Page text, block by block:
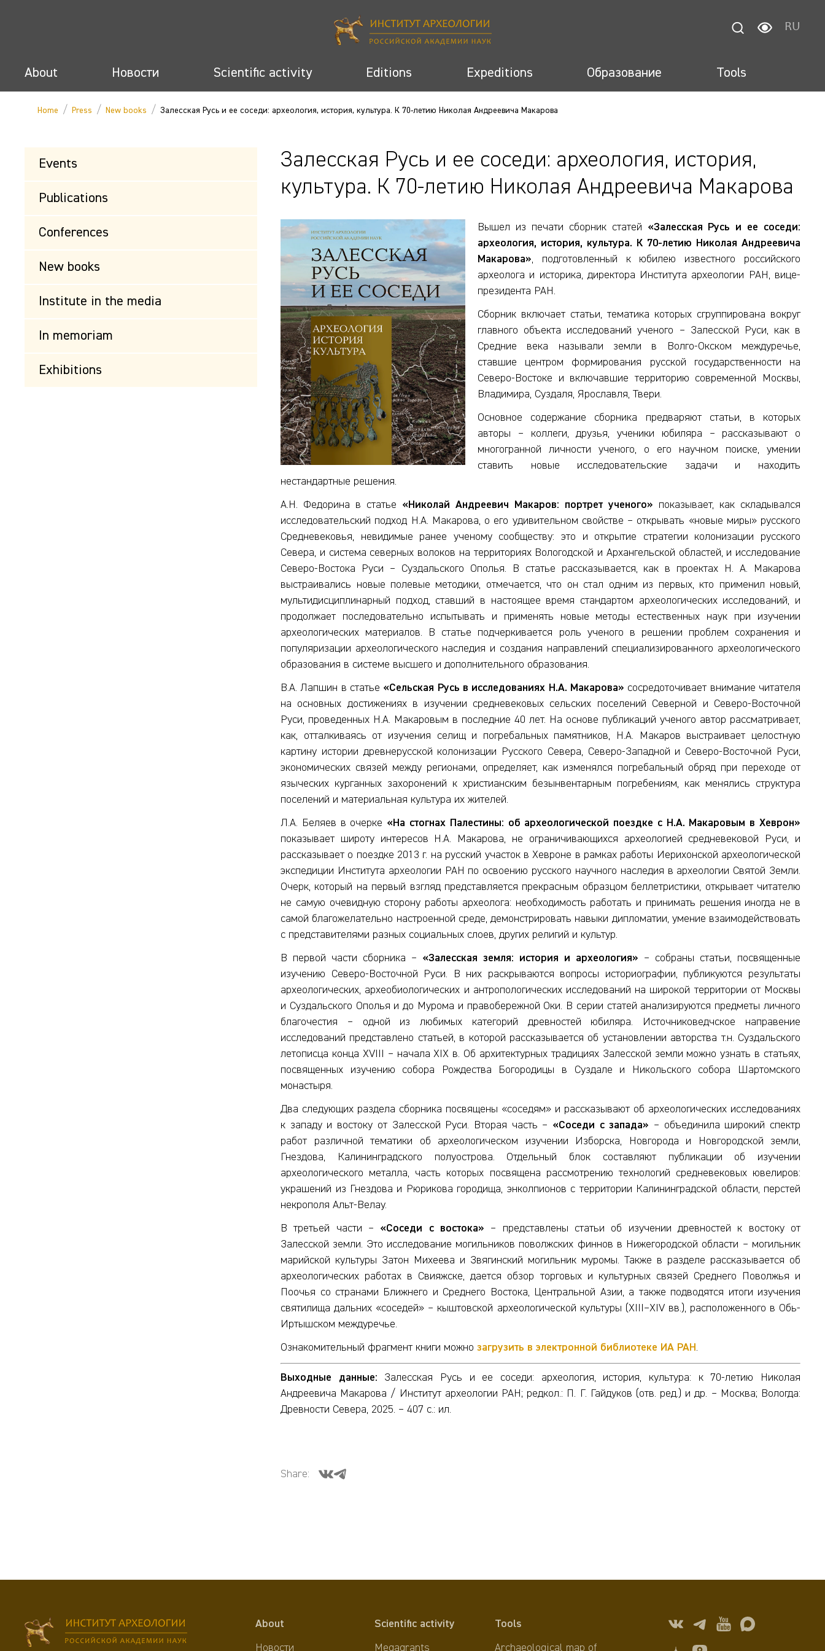
RU
About Новости Scientific activity Editions Expeditions Образование Tools
Home / Press / New books / Залесская Русь и ее соседи: археология, история, культура. К 70-летию Николая Андреевича Макарова
Events
Publications
Conferences
New books
Institute in the media
In memoriam
Exhibitions
Залесская Русь и ее соседи: археология, история,
культура. К 70-летию Николая Андреевича Макарова
Вышел из печати сборник статей «Залесская Русь и ее соседи:
археология, история, культура. К 70-летию Николая Андреевича
Макарова», подготовленный к юбилею известного российского
археолога и историка, директора Института археологии РАН, вице-
президента РАН.
Сборник включает статьи, тематика которых сгруппирована вокруг
главного объекта исследований ученого – Залесской Руси, как в
Средние века называли земли в Волго-Окском междуречье,
ставшие центром формирования русской государственности на
Северо-Востоке и включавшие территорию современной Москвы,
Владимира, Суздаля, Ярославля, Твери.
Основное содержание сборника предваряют статьи, в которых
авторы – коллеги, друзья, ученики юбиляра – рассказывают о
многогранной личности ученого, о его научном поиске, умении
ставить новые исследовательские задачи и находить
нестандартные решения.
А.Н. Федорина в статье «Николай Андреевич Макаров: портрет ученого» показывает, как складывался
исследовательский подход Н.А. Макарова, о его удивительном свойстве – открывать «новые миры» русского
Средневековья, невидимые ранее ученому сообществу: это и открытие стратегии колонизации русского
Севера, и система северных волоков на территориях Вологодской и Архангельской областей, и исследование
Северо-Востока Руси – Суздальского Ополья. В статье рассказывается, как в проектах Н. А. Макарова
выстраивались новые полевые методики, отмечается, что он стал одним из первых, кто применил новый,
мультидисциплинарный подход, ставший в настоящее время стандартом археологических исследований, и
продолжает последовательно испытывать и применять новые методы естественных наук при изучении
археологических материалов. В статье подчеркивается роль ученого в решении проблем сохранения и
популяризации археологического наследия и создания направлений специализированного археологического
образования в системе высшего и дополнительного образования.
В.А. Лапшин в статье «Сельская Русь в исследованиях Н.А. Макарова» сосредоточивает внимание читателя
на основных достижениях в изучении средневековых сельских поселений Северной и Северо-Восточной
Руси, проведенных Н.А. Макаровым в последние 40 лет. На основе публикаций ученого автор рассматривает,
как, отталкиваясь от изучения селищ и погребальных памятников, Н.А. Макаров выстраивает целостную
картину истории древнерусской колонизации Русского Севера, Северо-Западной и Северо-Восточной Руси,
экономических связей между регионами, определяет, как изменялся погребальный обряд при переходе от
языческих курганных захоронений к христианским безынвентарным погребениям, как менялись структура
поселений и материальная культура их жителей.
Л.А. Беляев в очерке «На стогнах Палестины: об археологической поездке с Н.А. Макаровым в Хеврон»
показывает широту интересов Н.А. Макарова, не ограничивающихся археологией средневековой Руси, и
рассказывает о поездке 2013 г. на русский участок в Хевроне в рамках работы Иерихонской археологической
экспедиции Института археологии РАН по освоению русского научного наследия в археологии Святой Земли.
Очерк, который на первый взгляд представляется прекрасным образцом беллетристики, открывает читателю
не самую очевидную сторону работы археолога: необходимость работать и принимать решения иногда не в
самой благожелательно настроенной среде, демонстрировать навыки дипломатии, умение взаимодействовать
с представителями разных социальных слоев, других религий и культур.
В первой части сборника – «Залесская земля: история и археология» – собраны статьи, посвященные
изучению Северо-Восточной Руси. В них раскрываются вопросы историографии, публикуются результаты
археологических, археобиологических и антропологических исследований на широкой территории от Москвы
и Суздальского Ополья и до Мурома и правобережной Оки. В серии статей анализируются предметы личного
благочестия – одной из любимых категорий древностей юбиляра. Источниковедчское направение
исследований представлено статьей, в которой рассказывается об установлении авторства т.н. Суздальского
летописца конца XVIII – начала XIX в. Об архитектурных традициях Залесской земли можно узнать в статьях,
посвященных изучению собора Рождества Богородицы в Суздале и Никольского собора Шартомского
монастыря.
Два следующих раздела сборника посвящены «соседям» и рассказывают об археологических исследованиях
к западу и востоку от Залесской Руси. Вторая часть – «Соседи с запада» – объединила широкий спектр
работ различной тематики об археологическом изучении Изборска, Новгорода и Новгородской земли,
Гнездова, Калининградского полуострова. Отдельный блок составляют публикации об изучении
археологического металла, часть которых посвящена рассмотрению технологий средневековых ювелиров:
украшений из Гнездова и Рюрикова городища, энколпионов с территории Калининградской области, перстей
некрополя Альт-Велау.
В третьей части – «Соседи с востока» – представлены статьи об изучении древностей к востоку от
Залесской земли. Это исследование могильников поволжских финнов в Нижегородской области – могильник
марийской культуры Затон Михеева и Звягинский могильник муромы. Также в разделе рассказывается об
археологических работах в Свияжске, дается обзор торговых и культурных связей Среднего Поволжья и
Поочья со странами Ближнего и Среднего Востока, Центральной Азии, а также подводятся итоги изучения
святилища дальних «соседей» – кыштовской археологической культуры (XIII–XIV вв.), расположенного в Обь-
Иртышском междуречье.
Ознакомительный фрагмент книги можнозагрузить в электронной библиотеке ИА РАН .
Выходные данные: Залесская Русь и ее соседи: археология, история, культура: к 70-летию Николая
Андреевича Макарова / Институт археологии РАН; редкол.: П. Г. Гайдуков (отв. ред.) и др. – Москва; Вологда:
Древности Севера, 2025. – 407 с.: ил.
Share:
About
Новости
Scientific activity
Megagrants
Tools
Archaeological map of